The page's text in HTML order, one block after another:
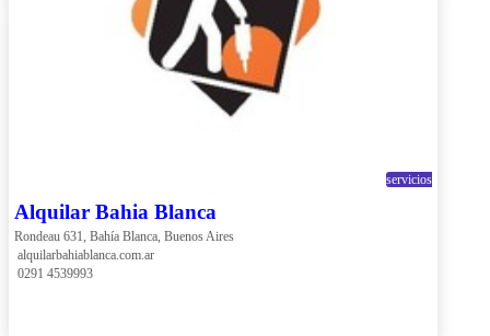
servicios
Alquilar Bahia Blanca
Rondeau 631, Bahía Blanca, Buenos Aires
alquilarbahiablanca.com.ar
0291 4539993